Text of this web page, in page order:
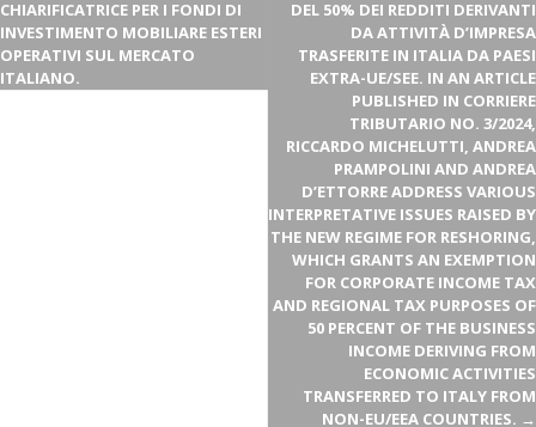
CHIARIFICATRICE PER I FONDI DI
INVESTIMENTO MOBILIARE ESTERI
OPERATIVI SUL MERCATO
ITALIANO.
DEL 50% DEI REDDITI DERIVANTI
DA ATTIVITÀ D’IMPRESA
TRASFERITE IN ITALIA DA PAESI
EXTRA-UE/SEE. IN AN ARTICLE
PUBLISHED IN CORRIERE
TRIBUTARIO NO. 3/2024,
RICCARDO MICHELUTTI, ANDREA
PRAMPOLINI AND ANDREA
D’ETTORRE ADDRESS VARIOUS
INTERPRETATIVE ISSUES RAISED BY
THE NEW REGIME FOR RESHORING,
WHICH GRANTS AN EXEMPTION
FOR CORPORATE INCOME TAX
AND REGIONAL TAX PURPOSES OF
50 PERCENT OF THE BUSINESS
INCOME DERIVING FROM
ECONOMIC ACTIVITIES
TRANSFERRED TO ITALY FROM
NON-EU/EEA COUNTRIES. →